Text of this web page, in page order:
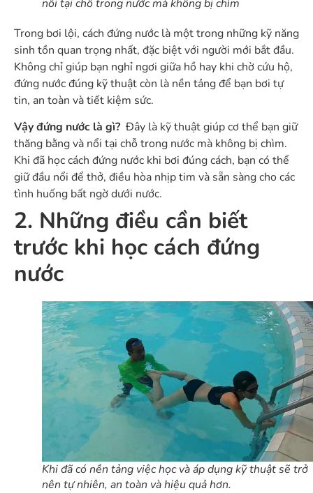
nổi tại chỗ trong nước mà không bị chìm
Trong bơi lội, cách đứng nước là một trong những kỹ năng
sinh tồn quan trọng nhất, đặc biệt với người mới bắt đầu.
Không chỉ giúp bạn nghỉ ngơi giữa hồ hay khi chờ cứu hộ,
đứng nước đúng kỹ thuật còn là nền tảng để bạn bơi tự
tin, an toàn và tiết kiệm sức.
Vậy đứng nước là gì? Đây là kỹ thuật giúp cơ thể bạn giữ
thăng bằng và nổi tại chỗ trong nước mà không bị chìm.
Khi đã học cách đứng nước khi bơi đúng cách, bạn có thể
giữ đầu nổi để thở, điều hòa nhịp tim và sẵn sàng cho các
tình huống bất ngờ dưới nước.
2. Những điều cần biết
trước khi học cách đứng
nước
Khi đã có nền tảng việc học và áp dụng kỹ thuật sẽ trở
nên tự nhiên, an toàn và hiệu quả hơn.